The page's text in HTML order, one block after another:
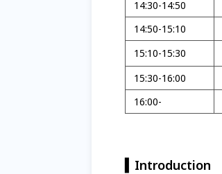
14:30-14:50
14:50-15:10
15:10-15:30
15:30-16:00
16:00-
▍Introduction